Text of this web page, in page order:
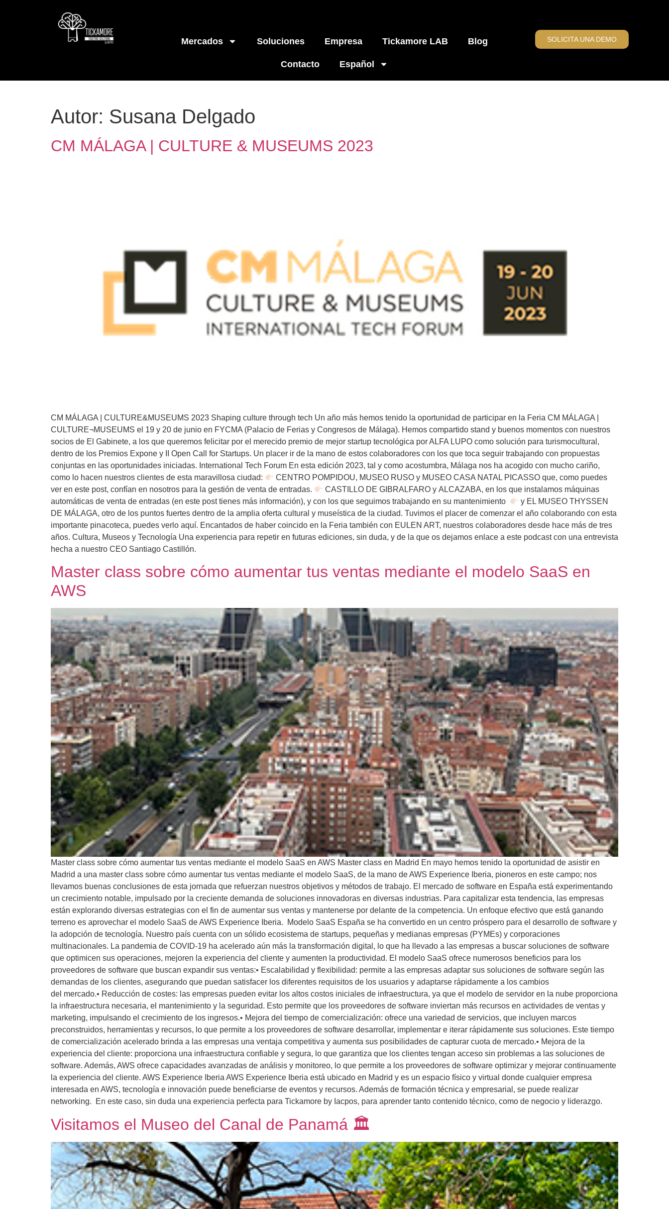
Mercados Soluciones Empresa Tickamore LAB Blog
Contacto Español
SOLICITA UNA DEMO
Autor: Susana Delgado
CM MÁLAGA | CULTURE & MUSEUMS 2023
CM MÁLAGA | CULTURE&MUSEUMS 2023 Shaping culture through tech Un año más hemos tenido la oportunidad de participar en la Feria CM MÁLAGA |
CULTURE¬MUSEUMS el 19 y 20 de junio en FYCMA (Palacio de Ferias y Congresos de Málaga). Hemos compartido stand y buenos momentos con nuestros
socios de El Gabinete, a los que queremos felicitar por el merecido premio de mejor startup tecnológica por ALFA LUPO como solución para turismocultural,
dentro de los Premios Expone y II Open Call for Startups. Un placer ir de la mano de estos colaboradores con los que toca seguir trabajando con propuestas
conjuntas en las oportunidades iniciadas. International Tech Forum En esta edición 2023, tal y como acostumbra, Málaga nos ha acogido con mucho cariño,
como lo hacen nuestros clientes de esta maravillosa ciudad:
CENTRO POMPIDOU, MUSEO RUSO y MUSEO CASA NATAL PICASSO que, como puedes
ver en este post, confían en nosotros para la gestión de venta de entradas.
CASTILLO DE GIBRALFARO y ALCAZABA, en los que instalamos máquinas
automáticas de venta de entradas (en este post tienes más información), y con los que seguimos trabajando en su mantenimiento
y EL MUSEO THYSSEN
DE MÁLAGA, otro de los puntos fuertes dentro de la amplia oferta cultural y museística de la ciudad. Tuvimos el placer de comenzar el año colaborando con esta
importante pinacoteca, puedes verlo aquí. Encantados de haber coincido en la Feria también con EULEN ART, nuestros colaboradores desde hace más de tres
años. Cultura, Museos y Tecnología Una experiencia para repetir en futuras ediciones, sin duda, y de la que os dejamos enlace a este podcast con una entrevista
hecha a nuestro CEO Santiago Castillón.
Master class sobre cómo aumentar tus ventas mediante el modelo SaaS en
AWS
Master class sobre cómo aumentar tus ventas mediante el modelo SaaS en AWS Master class en Madrid En mayo hemos tenido la oportunidad de asistir en
Madrid a una master class sobre cómo aumentar tus ventas mediante el modelo SaaS, de la mano de AWS Experience Iberia, pioneros en este campo; nos
llevamos buenas conclusiones de esta jornada que refuerzan nuestros objetivos y métodos de trabajo. El mercado de software en España está experimentando
un crecimiento notable, impulsado por la creciente demanda de soluciones innovadoras en diversas industrias. Para capitalizar esta tendencia, las empresas
están explorando diversas estrategias con el fin de aumentar sus ventas y mantenerse por delante de la competencia. Un enfoque efectivo que está ganando
terreno es aprovechar el modelo SaaS de AWS Experience Iberia. Modelo SaaS España se ha convertido en un centro próspero para el desarrollo de software y
la adopción de tecnología. Nuestro país cuenta con un sólido ecosistema de startups, pequeñas y medianas empresas (PYMEs) y corporaciones
multinacionales. La pandemia de COVID-19 ha acelerado aún más la transformación digital, lo que ha llevado a las empresas a buscar soluciones de software
que optimicen sus operaciones, mejoren la experiencia del cliente y aumenten la productividad. El modelo SaaS ofrece numerosos beneficios para los
proveedores de software que buscan expandir sus ventas:• Escalabilidad y flexibilidad: permite a las empresas adaptar sus soluciones de software según las
demandas de los clientes, asegurando que puedan satisfacer los diferentes requisitos de los usuarios y adaptarse rápidamente a los cambios
del mercado.• Reducción de costes: las empresas pueden evitar los altos costos iniciales de infraestructura, ya que el modelo de servidor en la nube proporciona
la infraestructura necesaria, el mantenimiento y la seguridad. Esto permite que los proveedores de software inviertan más recursos en actividades de ventas y
marketing, impulsando el crecimiento de los ingresos.• Mejora del tiempo de comercialización: ofrece una variedad de servicios, que incluyen marcos
preconstruidos, herramientas y recursos, lo que permite a los proveedores de software desarrollar, implementar e iterar rápidamente sus soluciones. Este tiempo
de comercialización acelerado brinda a las empresas una ventaja competitiva y aumenta sus posibilidades de capturar cuota de mercado.• Mejora de la
experiencia del cliente: proporciona una infraestructura confiable y segura, lo que garantiza que los clientes tengan acceso sin problemas a las soluciones de
software. Además, AWS ofrece capacidades avanzadas de análisis y monitoreo, lo que permite a los proveedores de software optimizar y mejorar continuamente
la experiencia del cliente. AWS Experience Iberia AWS Experience Iberia está ubicado en Madrid y es un espacio físico y virtual donde cualquier empresa
interesada en AWS, tecnología e innovación puede beneficiarse de eventos y recursos. Además de formación técnica y empresarial, se puede realizar
networking. En este caso, sin duda una experiencia perfecta para Tickamore by Iacpos, para aprender tanto contenido técnico, como de negocio y liderazgo.
Visitamos el Museo del Canal de Panamá 🏛